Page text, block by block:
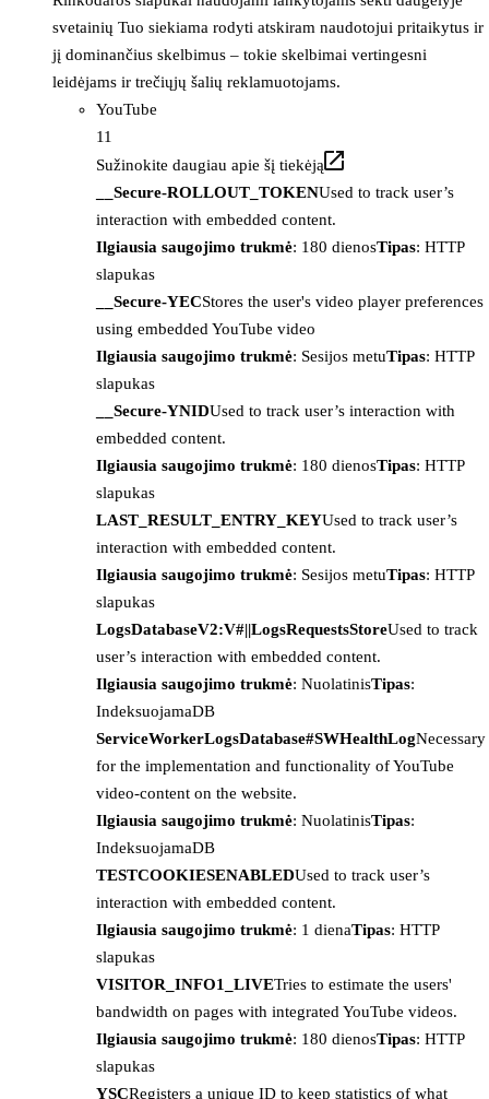
svetainių Tuo siekiama rodyti atskiram naudotojui pritaikytus ir
jį dominančius skelbimus – tokie skelbimai vertingesni
leidėjams ir trečiųjų šalių reklamuotojams.
YouTube
11
Sužinokite daugiau apie šį tiekėją
__Secure-ROLLOUT_TOKENUsed to track user’s
interaction with embedded content.
Ilgiausia saugojimo trukmė: 180 dienosTipas: HTTP
slapukas
__Secure-YECStores the user's video player preferences
using embedded YouTube video
Ilgiausia saugojimo trukmė: Sesijos metuTipas: HTTP
slapukas
__Secure-YNIDUsed to track user’s interaction with
embedded content.
Ilgiausia saugojimo trukmė: 180 dienosTipas: HTTP
slapukas
LAST_RESULT_ENTRY_KEYUsed to track user’s
interaction with embedded content.
Ilgiausia saugojimo trukmė: Sesijos metuTipas: HTTP
slapukas
LogsDatabaseV2:V#||LogsRequestsStoreUsed to track
user’s interaction with embedded content.
Ilgiausia saugojimo trukmė: NuolatinisTipas:
IndeksuojamaDB
ServiceWorkerLogsDatabase#SWHealthLogNecessary
for the implementation and functionality of YouTube
video-content on the website.
Ilgiausia saugojimo trukmė: NuolatinisTipas:
IndeksuojamaDB
TESTCOOKIESENABLEDUsed to track user’s
interaction with embedded content.
Ilgiausia saugojimo trukmė: 1 dienaTipas: HTTP
slapukas
VISITOR_INFO1_LIVETries to estimate the users'
bandwidth on pages with integrated YouTube videos.
Ilgiausia saugojimo trukmė: 180 dienosTipas: HTTP
slapukas
YSCRegisters a unique ID to keep statistics of what